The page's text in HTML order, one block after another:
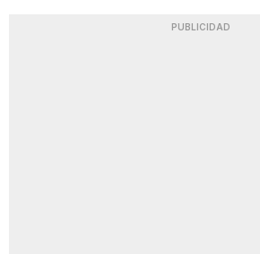
PUBLICIDAD